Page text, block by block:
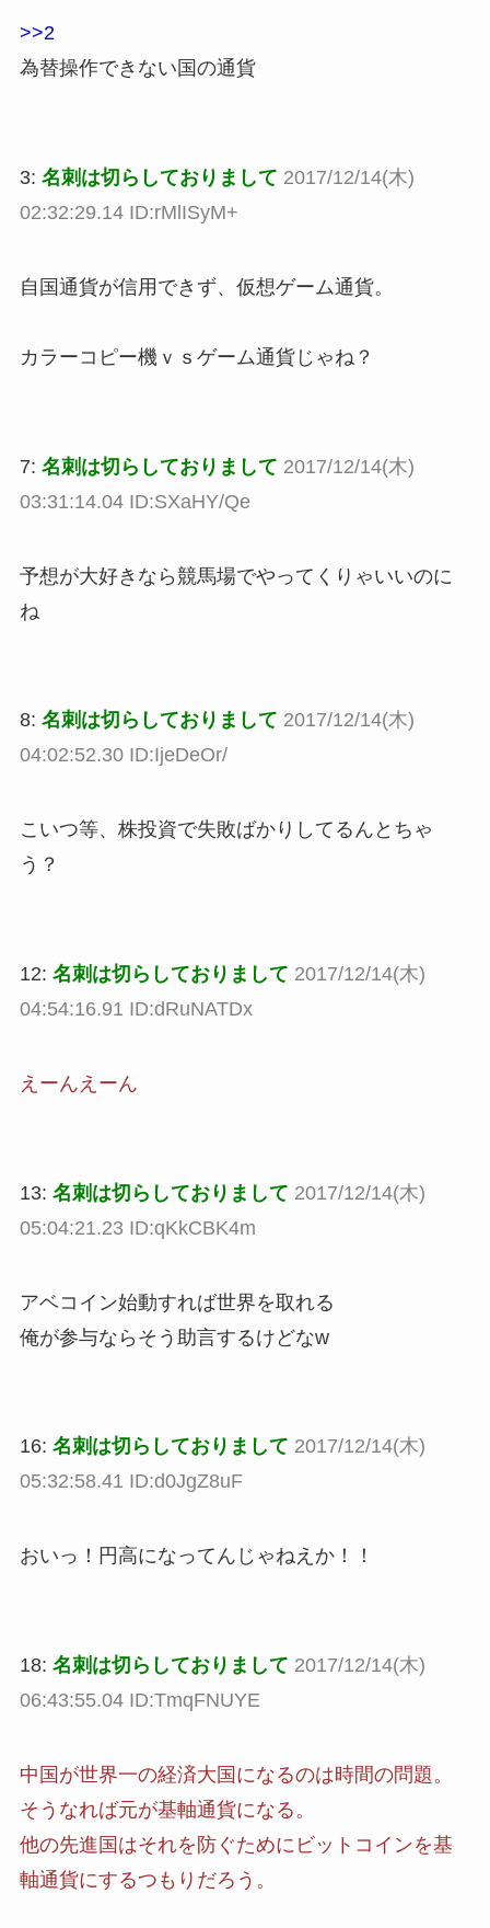
>>2
為替操作できない国の通貨
3: 名刺は切らしておりまして 2017/12/14(木)
02:32:29.14 ID:rMlISyM+
自国通貨が信用できず、仮想ゲーム通貨。
カラーコピー機ｖｓゲーム通貨じゃね？
7: 名刺は切らしておりまして 2017/12/14(木)
03:31:14.04 ID:SXaHY/Qe
予想が大好きなら競馬場でやってくりゃいいのに
ね
8: 名刺は切らしておりまして 2017/12/14(木)
04:02:52.30 ID:IjeDeOr/
こいつ等、株投資で失敗ばかりしてるんとちゃ
う？
12: 名刺は切らしておりまして 2017/12/14(木)
04:54:16.91 ID:dRuNATDx
えーんえーん
13: 名刺は切らしておりまして 2017/12/14(木)
05:04:21.23 ID:qKkCBK4m
アベコイン始動すれば世界を取れる
俺が参与ならそう助言するけどなw
16: 名刺は切らしておりまして 2017/12/14(木)
05:32:58.41 ID:d0JgZ8uF
おいっ！円高になってんじゃねえか！！
18: 名刺は切らしておりまして 2017/12/14(木)
06:43:55.04 ID:TmqFNUYE
中国が世界一の経済大国になるのは時間の問題。
そうなれば元が基軸通貨になる。
他の先進国はそれを防ぐためにビットコインを基
軸通貨にするつもりだろう。